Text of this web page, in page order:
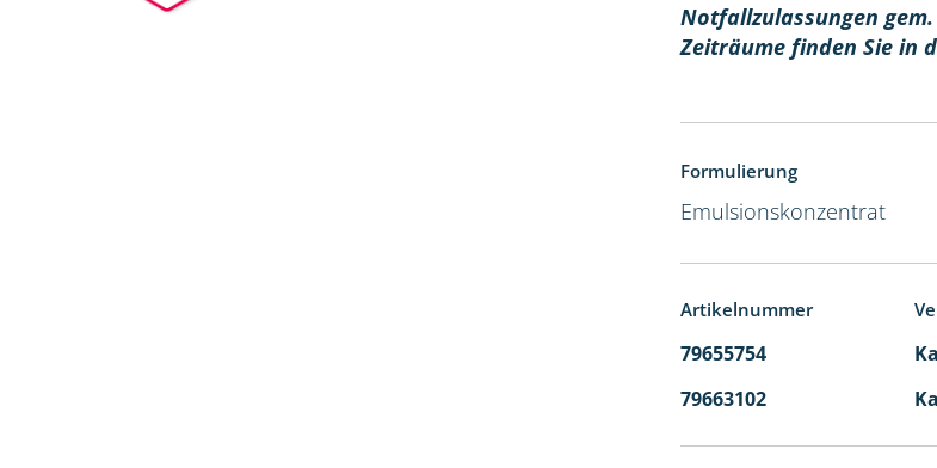
Notfallzulassungen gem.
Zeiträume finden Sie in
Formulierung
Emulsionskonzentrat
Artikelnummer
79655754
79663102